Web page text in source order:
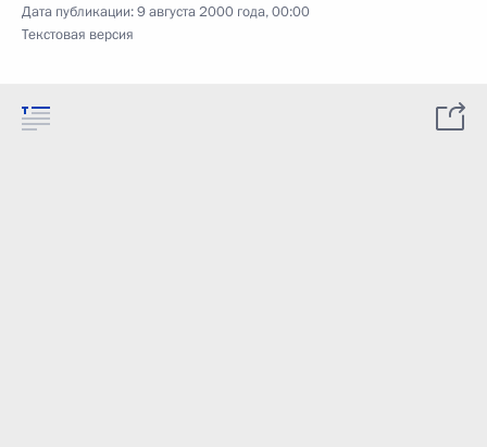
Дата публикации:9 августа 2000 года, 00:00
Текстовая версия